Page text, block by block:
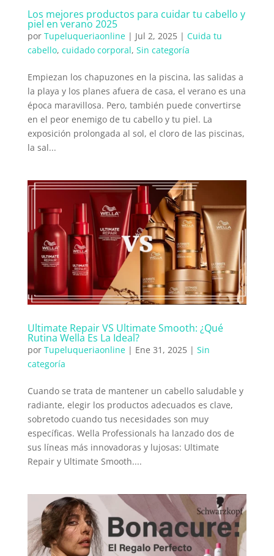
Los mejores productos para cuidar tu cabello y
piel en verano 2025
por Tupeluqueriaonline| Jul 2, 2025| Cuida tu
cabello, cuidado corporal, Sin categoría
Empiezan los chapuzones en la piscina, las salidas a
la playa y los planes afuera de casa, el verano es una
época maravillosa. Pero, también puede convertirse
en el peor enemigo de tu cabello y tu piel. La
exposición prolongada al sol, el cloro de las piscinas,
la sal...
Ultimate Repair VS Ultimate Smooth: ¿Qué
Rutina Wella Es La Ideal?
por Tupeluqueriaonline| Ene 31, 2025| Sin
categoría
Cuando se trata de mantener un cabello saludable y
radiante, elegir los productos adecuados es clave,
sobretodo cuando tus necesidades son muy
específicas. Wella Professionals ha lanzado dos de
sus líneas más innovadoras y lujosas: Ultimate
Repair y Ultimate Smooth....